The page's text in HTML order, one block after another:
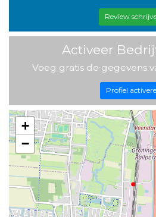
Review
Activeer
Voeg gratis de gegevens
Profiel
+
−